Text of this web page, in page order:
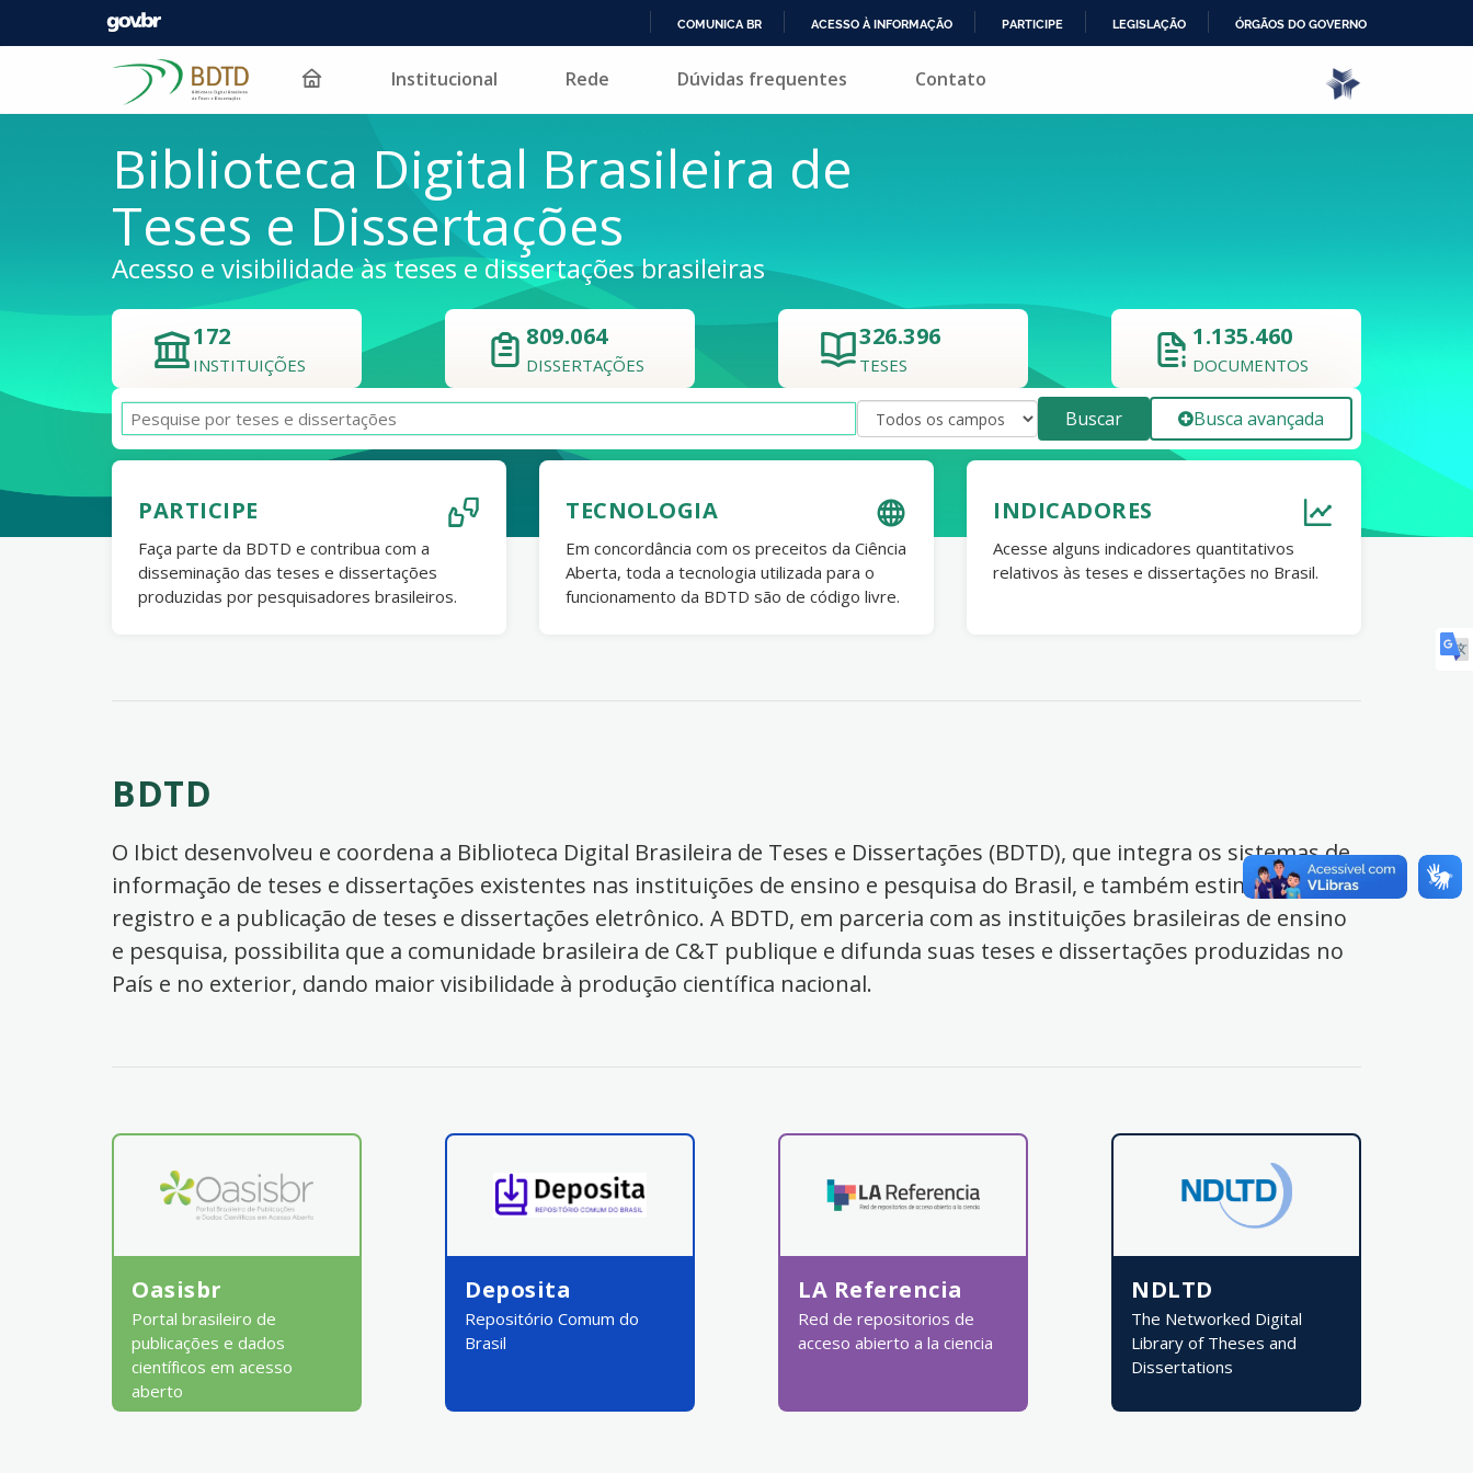
PARA
COMUNICA BR ACESSO À INFORMAÇÃO PARTICIPE LEGISLAÇÃO ÓRGÃOS DO GOVERNO
Pular para o conteúdo Institucional Rede Dúvidas frequentes Contato
Biblioteca Digital Brasileira de
Teses e Dissertações
Acesso e visibilidade às teses e dissertações brasileiras
172
INSTITUIÇÕES
809.064
DISSERTAÇÕES
326.396
TESES
1.135.460
DOCUMENTOS
Buscar Busca avançada
PARTICIPE
Faça parte da BDTD e contribua com a
disseminação das teses e dissertações
produzidas por pesquisadores brasileiros.
TECNOLOGIA
Em concordância com os preceitos da Ciência
Aberta, toda a tecnologia utilizada para o
funcionamento da BDTD são de código livre.
INDICADORES
Acesse alguns indicadores quantitativos
relativos às teses e dissertações no Brasil.
BDTD
O Ibict desenvolveu e coordena a Biblioteca Digital Brasileira de Teses e Dissertações (BDTD), que integra os sistemas de
informação de teses e dissertações existentes nas instituições de ensino e pesquisa do Brasil, e também estimula o
registro e a publicação de teses e dissertações eletrônico. A BDTD, em parceria com as instituições brasileiras de ensino
e pesquisa, possibilita que a comunidade brasileira de C&T publique e difunda suas teses e dissertações produzidas no
País e no exterior, dando maior visibilidade à produção científica nacional.
Oasisbr
Portal brasileiro de
publicações e dados
científicos em acesso
aberto
Deposita
Repositório Comum do
Brasil
LA Referencia
Red de repositorios de
acceso abierto a la ciencia
NDLTD
The Networked Digital
Library of Theses and
Dissertations